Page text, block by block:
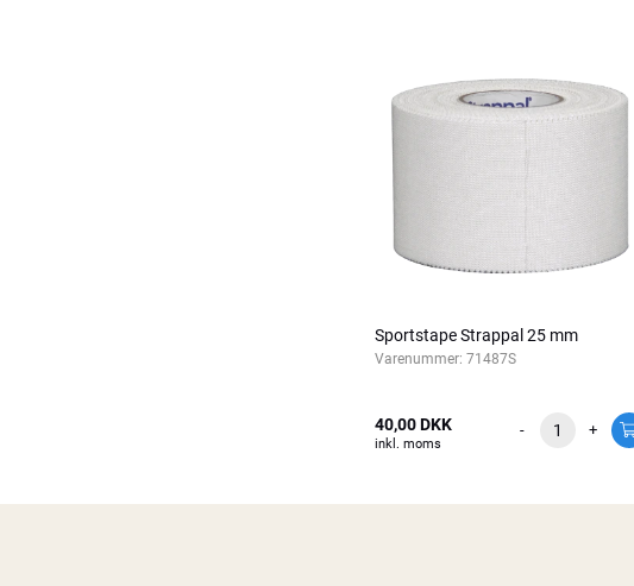
Sportstape Strappal 25 mm
Varenummer: 71487S
40,00 DKK
inkl. moms
- +